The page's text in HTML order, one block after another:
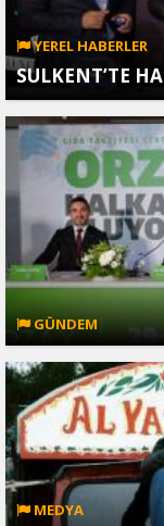
YEREL HABERLER
SULKENT’TE
GÜNDEM
MEDYA